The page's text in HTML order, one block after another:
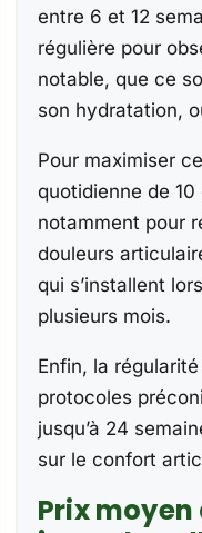
entre 6 et 12
régulière pour
notable, que ce
son hydratation,
Pour maximiser
quotidienne de
notamment pour
douleurs
qui s’installent
plusieurs mois.
Enfin, la
protocoles
jusqu’à 24
sur le confort
Prix moyen